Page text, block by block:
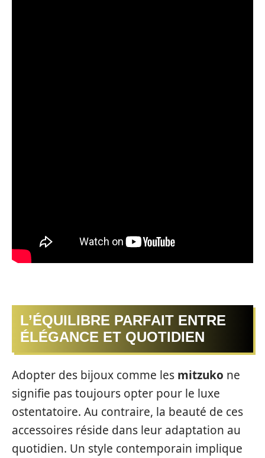
L’ÉQUILIBRE PARFAIT ENTRE
ÉLÉGANCE ET QUOTIDIEN
Adopter des bijoux comme les mitzuko ne
signifie pas toujours opter pour le luxe
ostentatoire. Au contraire, la beauté de ces
accessoires réside dans leur adaptation au
quotidien. Un style contemporain implique